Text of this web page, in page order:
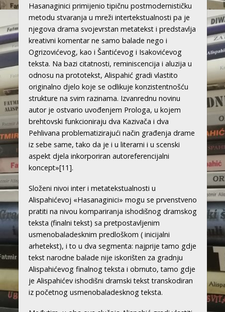
Hasanaginici primijenio tipičnu postmodernističku
metodu stvaranja u mreži intertekstualnosti pa je
njegova drama svojevrstan metatekst i predstavlja
kreativni komentar ne samo balade nego i
Ogrizovićevog, kao i Šantićevog i Isakovićevog
teksta. Na bazi citatnosti, reminiscencija i aluzija u
odnosu na prototekst, Alispahić gradi vlastito
originalno djelo koje se odlikuje konzistentnošću
strukture na svim razinama. Izvanrednu novinu
autor je ostvario uvođenjem Prologa, u kojem
brehtovski funkcioniraju dva Kazivača i dva
Pehlivana problematizirajući način građenja drame
iz sebe same, tako da je i u literarni i u scenski
aspekt djela inkorporiran autoreferencijalni
koncept»[11].
Složeni nivoi inter i metatekstualnosti u
Alispahićevoj «Hasanaginici» mogu se prvenstveno
pratiti na nivou kompariranja ishodišnog dramskog
teksta (finalni tekst) sa pretpostavljenim
usmenobaladesknim predloškom ( inicijalni
arhetekst), i to u dva segmenta: najprije tamo gdje
tekst narodne balade nije iskorišten za gradnju
Alispahićevog finalnog teksta i obrnuto, tamo gdje
je Alispahićev ishodišni dramski tekst transkodiran
iz početnog usmenobaladesknog teksta.